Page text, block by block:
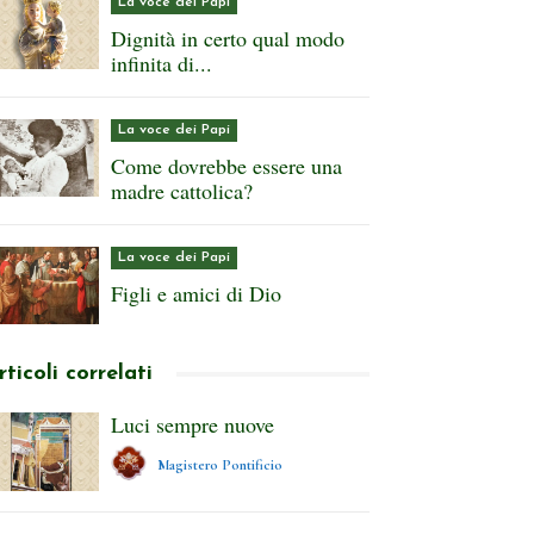
Dignità in certo qual modo
infinita di...
La voce dei Papi
Come dovrebbe essere una
madre cattolica?
La voce dei Papi
Figli e amici di Dio
correlati
Luci sempre nuove
Magistero Pontificio